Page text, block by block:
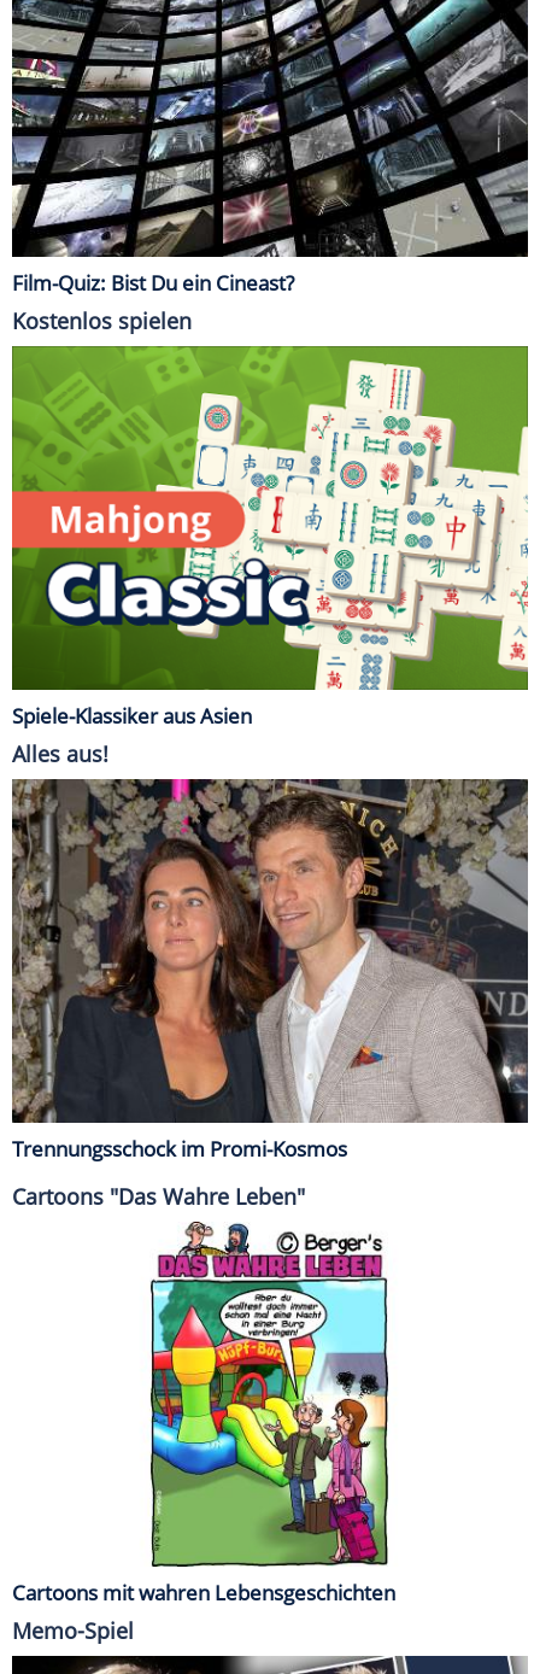
Film-Quiz: Bist Du ein Cineast?
Kostenlos spielen
Spiele-Klassiker aus Asien
Alles aus!
Trennungsschock im Promi-Kosmos
Cartoons "Das Wahre Leben"
Cartoons mit wahren Lebensgeschichten
Memo-Spiel